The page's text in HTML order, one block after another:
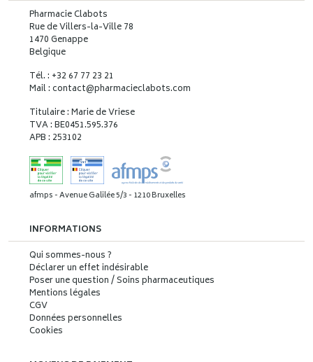
Pharmacie Clabots
Rue de Villers-la-Ville 78
1470 Genappe
Belgique
Tél. : +32 67 77 23 21
Mail : contact@pharmacieclabots.com
Titulaire : Marie de Vriese
TVA : BE0451.595.376
APB : 253102
afmps - Avenue Galilée 5/3 - 1210 Bruxelles
INFORMATIONS
Qui sommes-nous ?
Déclarer un effet indésirable
Poser une question / Soins pharmaceutiques
Mentions légales
CGV
Données personnelles
Cookies